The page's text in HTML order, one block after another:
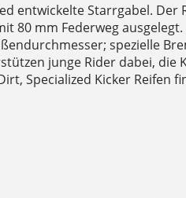
entwickelte Starrgabel. Der
80 mm Federweg ausgelegt.
spezielle
junge Rider dabei, die
Specialized Kicker Reifen